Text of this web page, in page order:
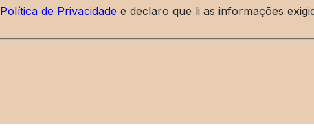
Política de Privacidade e declaro que li as informações